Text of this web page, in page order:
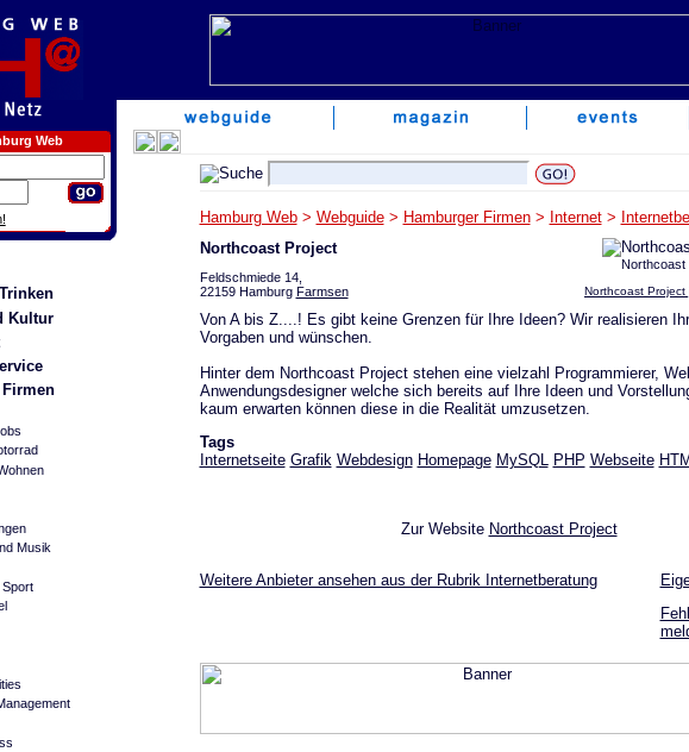
Web
Kultur
Firmen
Musik
Sport
Hamburg Web> Webguide> Hamburger Firmen> Internet>
Northcoast
Northcoast Project
Northcoast Project
Feldschmiede 14,
22159 Hamburg Farmsen
Von A bis Z....! Es gibt keine Grenzen für Ihre Ideen? Wir realisieren
Vorgaben und wünschen.
Hinter dem Northcoast Project stehen eine vielzahl Programmierer,
Anwendungsdesigner welche sich bereits auf Ihre Ideen und
kaum erwarten können diese in die Realität umzusetzen.
Tags
Internetseite Grafik Webdesign Homepage MySQL PHP Webseite
Zur Website Northcoast Project
Weitere Anbieter ansehen aus der Rubrik Internetberatung